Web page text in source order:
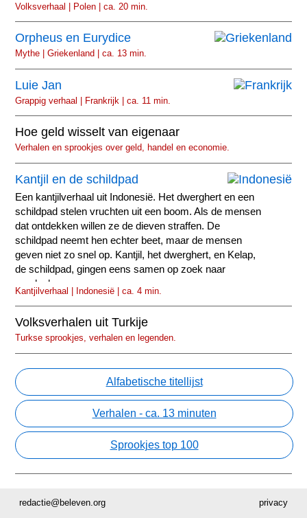
Volksverhaal | Polen | ca. 20 min.
Orpheus en Eurydice
Mythe | Griekenland | ca. 13 min.
Luie Jan
Grappig verhaal | Frankrijk | ca. 11 min.
Hoe geld wisselt van eigenaar
Verhalen en sprookjes over geld, handel en economie.
Kantjil en de schildpad
Een kantjilverhaal uit Indonesië. Het dwerghert en een
schildpad stelen vruchten uit een boom. Als de mensen
dat ontdekken willen ze de dieven straffen. De
schildpad neemt hen echter beet, maar de mensen
geven niet zo snel op. Kantjil, het dwerghert, en Kelap,
de schildpad, gingen eens samen op zoek naar
voedsel.
Kantjilverhaal | Indonesië | ca. 4 min.
Volksverhalen uit Turkije
Turkse sprookjes, verhalen en legenden.
Alfabetische titellijst
Verhalen - ca. 13 minuten
Sprookjes top 100
privacy
redactie@beleven.org